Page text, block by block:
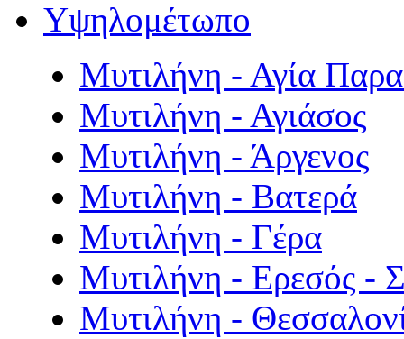
Υψηλομέτωπο
Μυτιλήνη - Αγία
Μυτιλήνη - Αγιάσος
Μυτιλήνη - Άργενος
Μυτιλήνη - Βατερά
Μυτιλήνη - Γέρα
Μυτιλήνη - Ερεσός -
Μυτιλήνη -